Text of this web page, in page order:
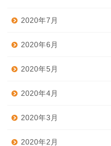
2020年7月
2020年6月
2020年5月
2020年4月
2020年3月
2020年2月